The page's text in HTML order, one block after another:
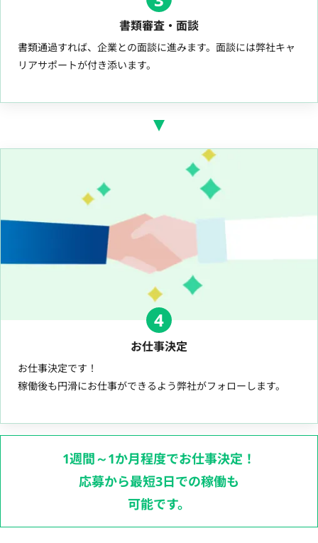
書類審査・面談
書類通過すれば、企業との面談に進みます。面談には弊社キャ
リアサポートが付き添います。
4
お仕事決定
お仕事決定です！
稼働後も円滑にお仕事ができるよう弊社がフォローします。
1週間～1か月程度でお仕事決定！
応募から最短3日での稼働も
可能です。